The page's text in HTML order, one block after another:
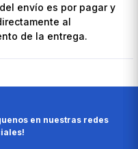
envío es por pagar y
al
de la entrega.
en nuestras redes